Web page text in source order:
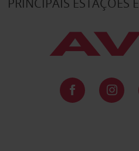
PRINCIPAIS ESTAÇÕES